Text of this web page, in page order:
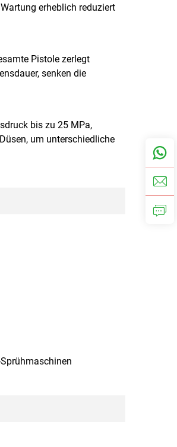
erheblich reduziert
Pistole zerlegt
senken die
bis zu 25 MPa,
um unterschiedliche